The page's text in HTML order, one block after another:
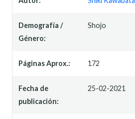
Demografía /
Género:
Shojo
Páginas Aprox.: 172
Fecha de
publicación:
25-02-2021